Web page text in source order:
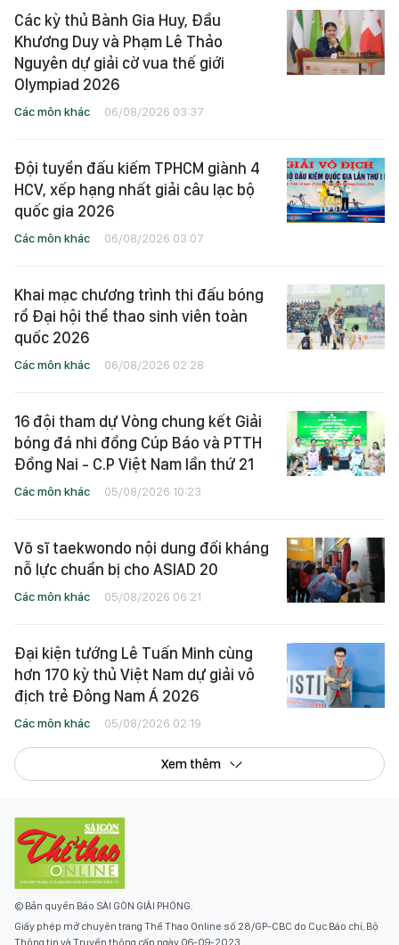
Các kỳ thủ Bành Gia Huy, Đầu
Khương Duy và Phạm Lê Thảo
Nguyên dự giải cờ vua thế giới
Olympiad 2026
Các môn khác 06/08/2026 03:37
Đội tuyển đấu kiếm TPHCM giành 4
HCV, xếp hạng nhất giải câu lạc bộ
quốc gia 2026
Các môn khác 06/08/2026 03:07
Khai mạc chương trình thi đấu bóng
rổ Đại hội thể thao sinh viên toàn
quốc 2026
Các môn khác 06/08/2026 02:28
16 đội tham dự Vòng chung kết Giải
bóng đá nhi đồng Cúp Báo và PTTH
Đồng Nai - C.P Việt Nam lần thứ 21
Các môn khác 05/08/2026 10:23
Võ sĩ taekwondo nội dung đối kháng
nỗ lực chuẩn bị cho ASIAD 20
Các môn khác 05/08/2026 06:21
Đại kiện tướng Lê Tuấn Minh cùng
hơn 170 kỳ thủ Việt Nam dự giải vô
địch trẻ Đông Nam Á 2026
Các môn khác 05/08/2026 02:19
Xem thêm
© Bản quyền Báo SÀI GÒN GIẢI PHÓNG.
Giấy phép mở chuyên trang Thể Thao Online số 28/GP-CBC do Cục Báo chí, Bộ
Thông tin và Truyền thông cấp ngày 06-09-2023.